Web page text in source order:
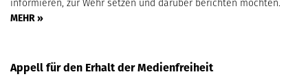
MEHR »
Appell für den Erhalt der Medienfreiheit